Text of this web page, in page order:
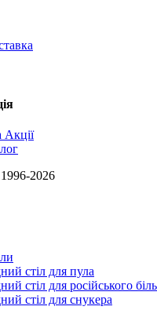
Акції
2026
стіл для пула
стіл для російського
стіл для снукера